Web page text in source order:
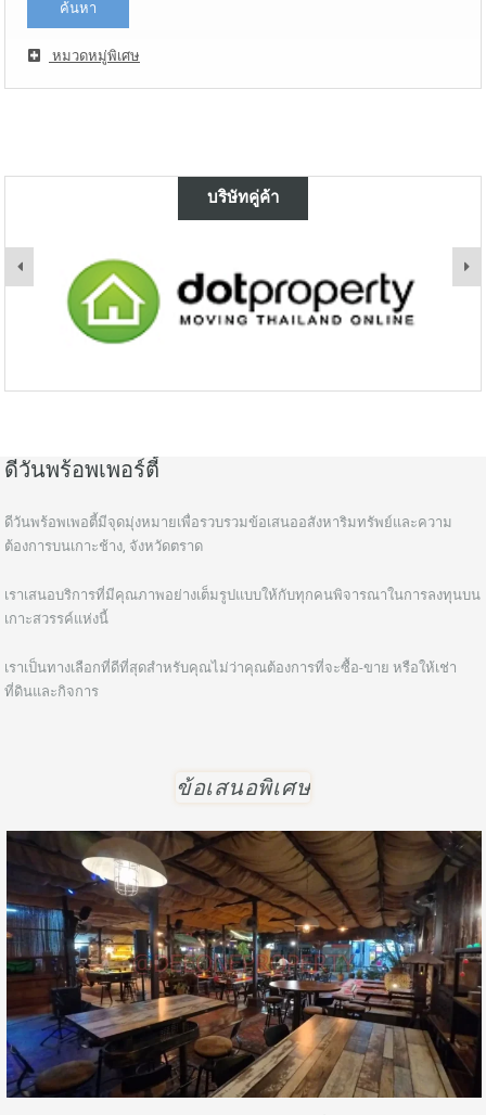
หมวดหมู่พิเศษ
บริษัทคู่ค้า
ดีวันพร้อพเพอร์ตี้
ดีวันพร้อพเพอตี้มีจุดมุ่งหมายเพื่อรวบรวมข้อเสนออสังหาริมทรัพย์และความ
ต้องการบนเกาะช้าง, จังหวัดตราด
เราเสนอบริการที่มีคุณภาพอย่างเต็มรูปแบบให้กับทุกคนพิจารณาในการลงทุนบน
เกาะสวรรค์แห่งนี้
เราเป็นทางเลือกที่ดีที่สุดสำหรับคุณไม่ว่าคุณต้องการที่จะซื้อ-ขาย หรือให้เช่า
ที่ดินและกิจการ
ข้อเสนอพิเศษ